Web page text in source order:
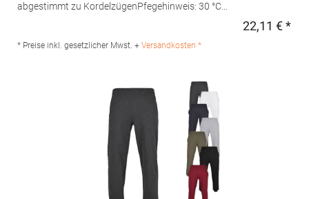
abgestimmt zu KordelzügenPfegehinweis: 30 °C
Produktsicherheit: Herst.-Nr.: EA070 Hersteller: Norty B.V.,
22,11 € *
* Preise inkl. gesetzlicher Mwst. + Versandkosten *